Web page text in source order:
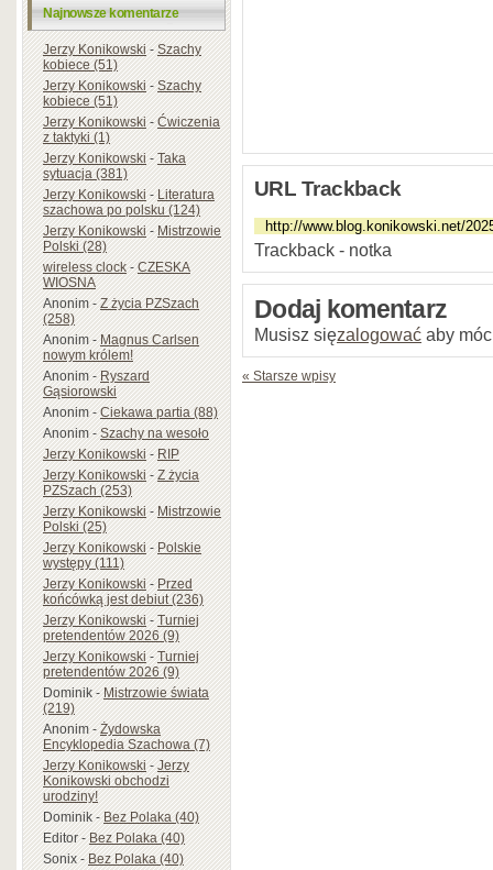
Najnowsze komentarze
Jerzy Konikowski-Szachy
kobiece (51)
Jerzy Konikowski-Szachy
kobiece (51)
Jerzy Konikowski-Ćwiczenia
z taktyki (1)
Jerzy Konikowski-Taka
sytuacja (381)
Jerzy Konikowski-Literatura
szachowa po polsku (124)
Jerzy Konikowski-Mistrzowie
Polski (28)
wireless clock-CZESKA
WIOSNA
Anonim-Z życia PZSzach
(258)
Anonim-Magnus Carlsen
nowym królem!
Anonim-Ryszard
Gąsiorowski
Anonim-Ciekawa partia (88)
Anonim-Szachy na wesoło
Jerzy Konikowski-RIP
Jerzy Konikowski-Z życia
PZSzach (253)
Jerzy Konikowski-Mistrzowie
Polski (25)
Jerzy Konikowski-Polskie
występy (111)
Jerzy Konikowski-Przed
końcówką jest debiut (236)
Jerzy Konikowski-Turniej
pretendentów 2026 (9)
Jerzy Konikowski-Turniej
pretendentów 2026 (9)
Dominik-Mistrzowie świata
(219)
Anonim-Żydowska
Encyklopedia Szachowa (7)
Jerzy Konikowski-Jerzy
Konikowski obchodzi
urodziny!
Dominik-Bez Polaka (40)
Editor-Bez Polaka (40)
Sonix-Bez Polaka (40)
URL Trackback
Trackback - notka
Dodaj komentarz
Musisz sięzalogować aby
« Starsze wpisy